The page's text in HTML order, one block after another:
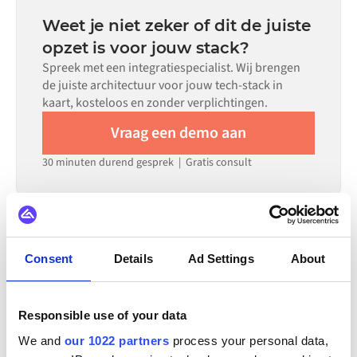
Consent Details Ad Settings About
Responsible use of your data
We and our 1022 partners process your personal data,
datamapping, het aantal vereiste flows en je interne
beoordelingsproces. Voor veel systemen zijn er kant-en-
klare connectoren beschikbaar in de Alumio
marketplace, wat de insteltijd aanzienlijk verkort.
Weet je niet zeker of dit de juiste
opzet is voor jouw stack?
Spreek met een integratiespecialist. Wij brengen
de juiste architectuur voor jouw tech-stack in
kaart, kosteloos en zonder verplichtingen.
Vraag een demo aan
30 minuten durend gesprek | Gratis consult
WooCommerce VTEX Sylius
Starweb